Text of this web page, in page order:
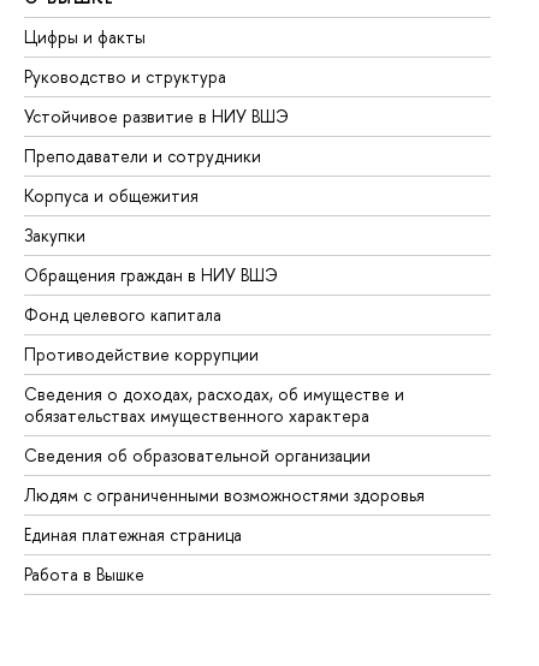
Цифры и факты
Руководство и структура
Устойчивое развитие в НИУ ВШЭ
Преподаватели и сотрудники
Корпуса и общежития
Закупки
Обращения граждан в НИУ ВШЭ
Фонд целевого капитала
Противодействие коррупции
Сведения о доходах, расходах, об имуществе и
обязательствах имущественного характера
Сведения об образовательной организации
Людям с ограниченными возможностями здоровья
Единая платежная страница
Работа в Вышке